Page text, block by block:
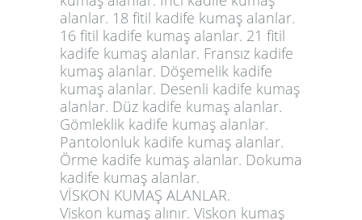
alanlar. 18 fitil kadife kumaş alanlar.
16 fitil kadife kumaş alanlar. 21 fitil
kadife kumaş alanlar. Fransız kadife
kumaş alanlar. Döşemelik kadife
kumaş alanlar. Desenli kadife kumaş
alanlar. Düz kadife kumaş alanlar.
Gömleklik kadife kumaş alanlar.
Pantolonluk kadife kumaş alanlar.
Örme kadife kumaş alanlar. Dokuma
kadife kumaş alanlar.
VİSKON KUMAŞ ALANLAR.
Viskon kumaş alınır. Viskon kumaş